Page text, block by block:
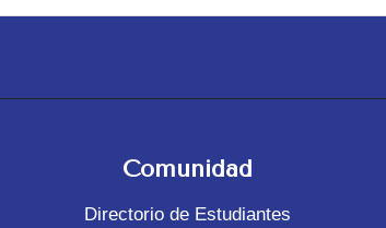
Comunidad
Directorio de Estudiantes